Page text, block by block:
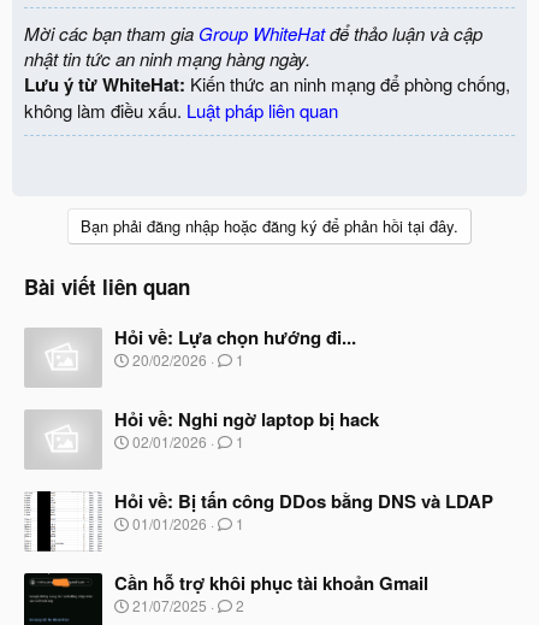
Mời các bạn tham gia Group WhiteHatđể thảo luận và cập
nhật tin tức an ninh mạng hàng ngày.
Lưu ý từ WhiteHat: Kiến thức an ninh mạng để phòng chống,
không làm điều xấu. Luật pháp liên quan
Bạn phải đăng nhập hoặc đăng ký để phản hồi tại đây.
Bài viết liên quan
Hỏi về: Lựa chọn hướng đi...
N
y
b
ắ
đ
ầ
u
20/02/2026 1
Hỏi về: Nghi ngờ laptop bị hack
N
y
b
ắ
đ
ầ
u
02/01/2026 1
Hỏi về: Bị tấn công DDos bằng DNS và LDAP
N
y
b
ắ
01/01/2026 1
Cần hỗ trợ khôi phục tài khoản Gmail
N
21/07/2025 2